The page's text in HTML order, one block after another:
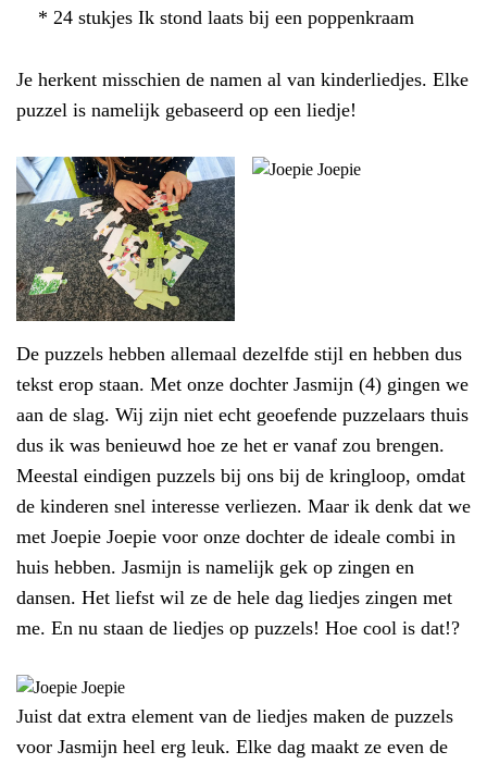
* 24 stukjes Ik stond laats bij een poppenkraam
Je herkent misschien de namen al van kinderliedjes. Elke
puzzel is namelijk gebaseerd op een liedje!
De puzzels hebben allemaal dezelfde stijl en hebben dus
tekst erop staan. Met onze dochter Jasmijn (4) gingen we
aan de slag. Wij zijn niet echt geoefende puzzelaars thuis
dus ik was benieuwd hoe ze het er vanaf zou brengen.
Meestal eindigen puzzels bij ons bij de kringloop, omdat
de kinderen snel interesse verliezen. Maar ik denk dat we
met Joepie Joepie voor onze dochter de ideale combi in
huis hebben. Jasmijn is namelijk gek op zingen en
dansen. Het liefst wil ze de hele dag liedjes zingen met
me. En nu staan de liedjes op puzzels! Hoe cool is dat!?
Juist dat extra element van de liedjes maken de puzzels
voor Jasmijn heel erg leuk. Elke dag maakt ze even de